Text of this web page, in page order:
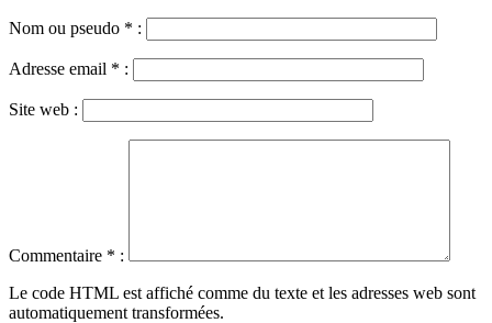
Nom ou pseudo * :
Adresse email * :
Site web :
Commentaire * :
Le code HTML est affiché comme du texte et les adresses web sont
automatiquement transformées.